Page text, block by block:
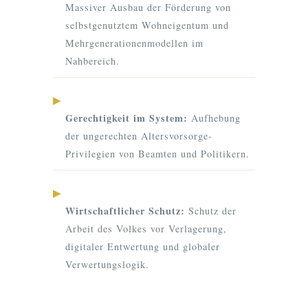
Massiver Ausbau der Förderung von
selbstgenutztem Wohneigentum und
Mehrgenerationenmodellen im
Nahbereich.
▶
Gerechtigkeit im System: Aufhebung
der ungerechten Altersvorsorge-
Privilegien von Beamten und Politikern.
▶
Wirtschaftlicher Schutz: Schutz der
Arbeit des Volkes vor Verlagerung,
digitaler Entwertung und globaler
Verwertungslogik.